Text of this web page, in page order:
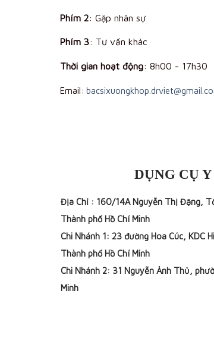
Phím 2: Gặp nhân sự
Phím 3: Tư vấn khác
Thời gian hoạt động: 8h00 - 17h30
Email:
DỤNG CỤ
Địa Chỉ : 160/14A Nguyễn Thị Đặng,
Thành phố Hồ Chí Minh
Chi Nhánh 1: 23 đường Hoa Cúc, KDC
Thành phố Hồ Chí Minh
Chi Nhánh 2: 31 Nguyễn Ảnh Thủ,
Minh